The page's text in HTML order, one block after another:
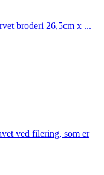
broderi 26,5cm x ...
ved filering, som er